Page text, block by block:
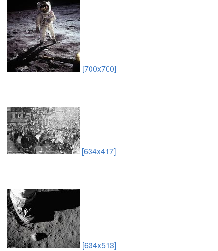
[700x700]
[634x417]
[634x513]